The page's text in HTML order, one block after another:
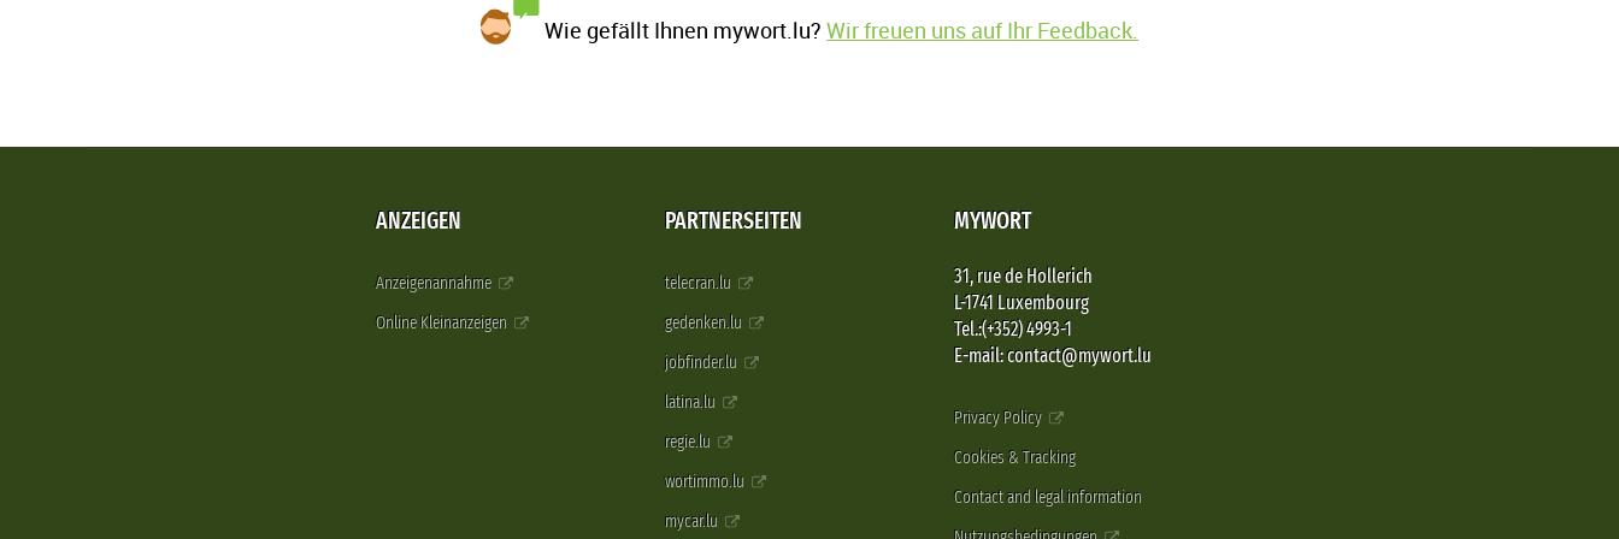
Wie gefällt Ihnen mywort.lu?Wir freuen uns auf Ihr Feedback.
ANZEIGEN
Anzeigenannahme
Online Kleinanzeigen
PARTNERSEITEN
telecran.lu
gedenken.lu
jobfinder.lu
latina.lu
regie.lu
wortimmo.lu
mycar.lu
MYWORT
31, rue de Hollerich
L-1741 Luxembourg
Tel.:(+352) 4993-1
E-mail: contact@mywort.lu
Privacy Policy
Cookies & Tracking
Contact and legal information